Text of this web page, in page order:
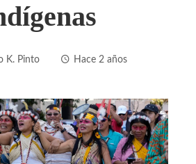
K. Pinto Hace 2 años